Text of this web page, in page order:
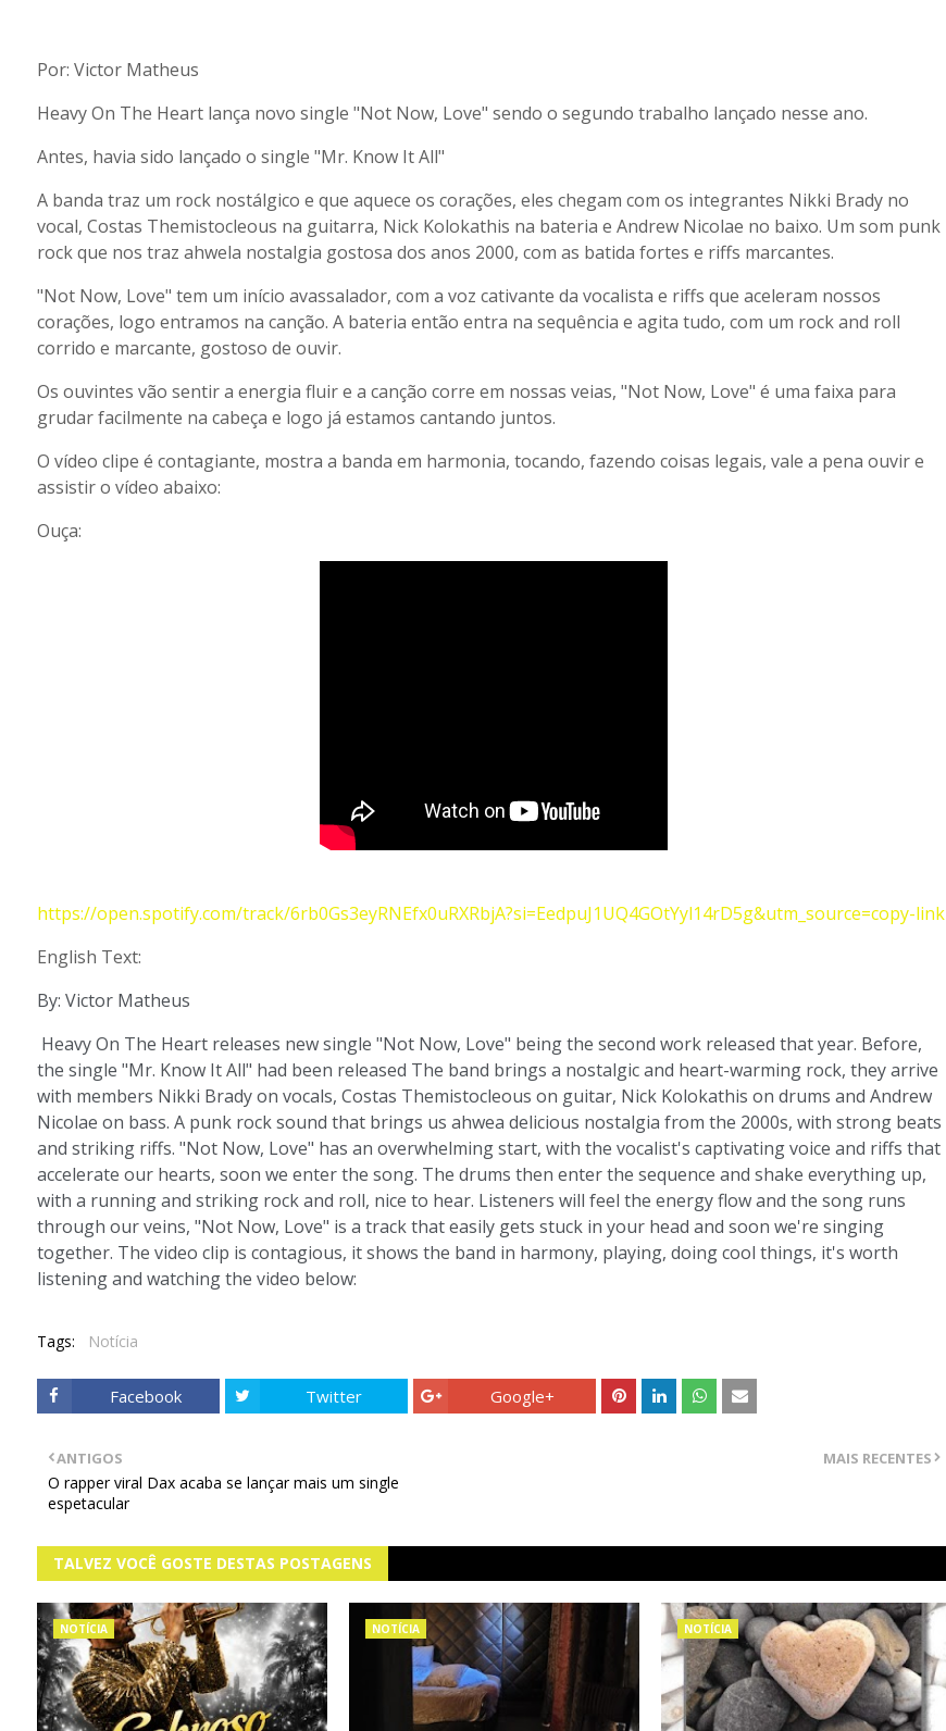
Por: Victor Matheus
Heavy On The Heart lança novo single "Not Now, Love" sendo o segundo trabalho lançado nesse ano.
Antes, havia sido lançado o single "Mr. Know It All"
A banda traz um rock nostálgico e que aquece os corações, eles chegam com os integrantes Nikki Brady no
vocal, Costas Themistocleous na guitarra, Nick Kolokathis na bateria e Andrew Nicolae no baixo. Um som punk
rock que nos traz ahwela nostalgia gostosa dos anos 2000, com as batida fortes e riffs marcantes.
"Not Now, Love" tem um início avassalador, com a voz cativante da vocalista e riffs que aceleram nossos
corações, logo entramos na canção. A bateria então entra na sequência e agita tudo, com um rock and roll
corrido e marcante, gostoso de ouvir.
Os ouvintes vão sentir a energia fluir e a canção corre em nossas veias, "Not Now, Love" é uma faixa para
grudar facilmente na cabeça e logo já estamos cantando juntos.
O vídeo clipe é contagiante, mostra a banda em harmonia, tocando, fazendo coisas legais, vale a pena ouvir e
assistir o vídeo abaixo:
Ouça:
https://open.spotify.com/track/6rb0Gs3eyRNEfx0uRXRbjA?si=EedpuJ1UQ4GOtYyl14rD5g&utm_source=copy-link
English Text:
By: Victor Matheus
Heavy On The Heart releases new single "Not Now, Love" being the second work released that year. Before,
the single "Mr. Know It All" had been released The band brings a nostalgic and heart-warming rock, they arrive
with members Nikki Brady on vocals, Costas Themistocleous on guitar, Nick Kolokathis on drums and Andrew
Nicolae on bass. A punk rock sound that brings us ahwea delicious nostalgia from the 2000s, with strong beats
and striking riffs. "Not Now, Love" has an overwhelming start, with the vocalist's captivating voice and riffs that
accelerate our hearts, soon we enter the song. The drums then enter the sequence and shake everything up,
with a running and striking rock and roll, nice to hear. Listeners will feel the energy flow and the song runs
through our veins, "Not Now, Love" is a track that easily gets stuck in your head and soon we're singing
together. The video clip is contagious, it shows the band in harmony, playing, doing cool things, it's worth
listening and watching the video below:
Tags: Notícia
Facebook Twitter Google+
MAIS RECENTES
ANTIGOS
O rapper viral Dax acaba se lançar mais um single
espetacular
TALVEZ VOCÊ GOSTE DESTAS POSTAGENS
NOTÍCIA NOTÍCIA NOTÍCIA